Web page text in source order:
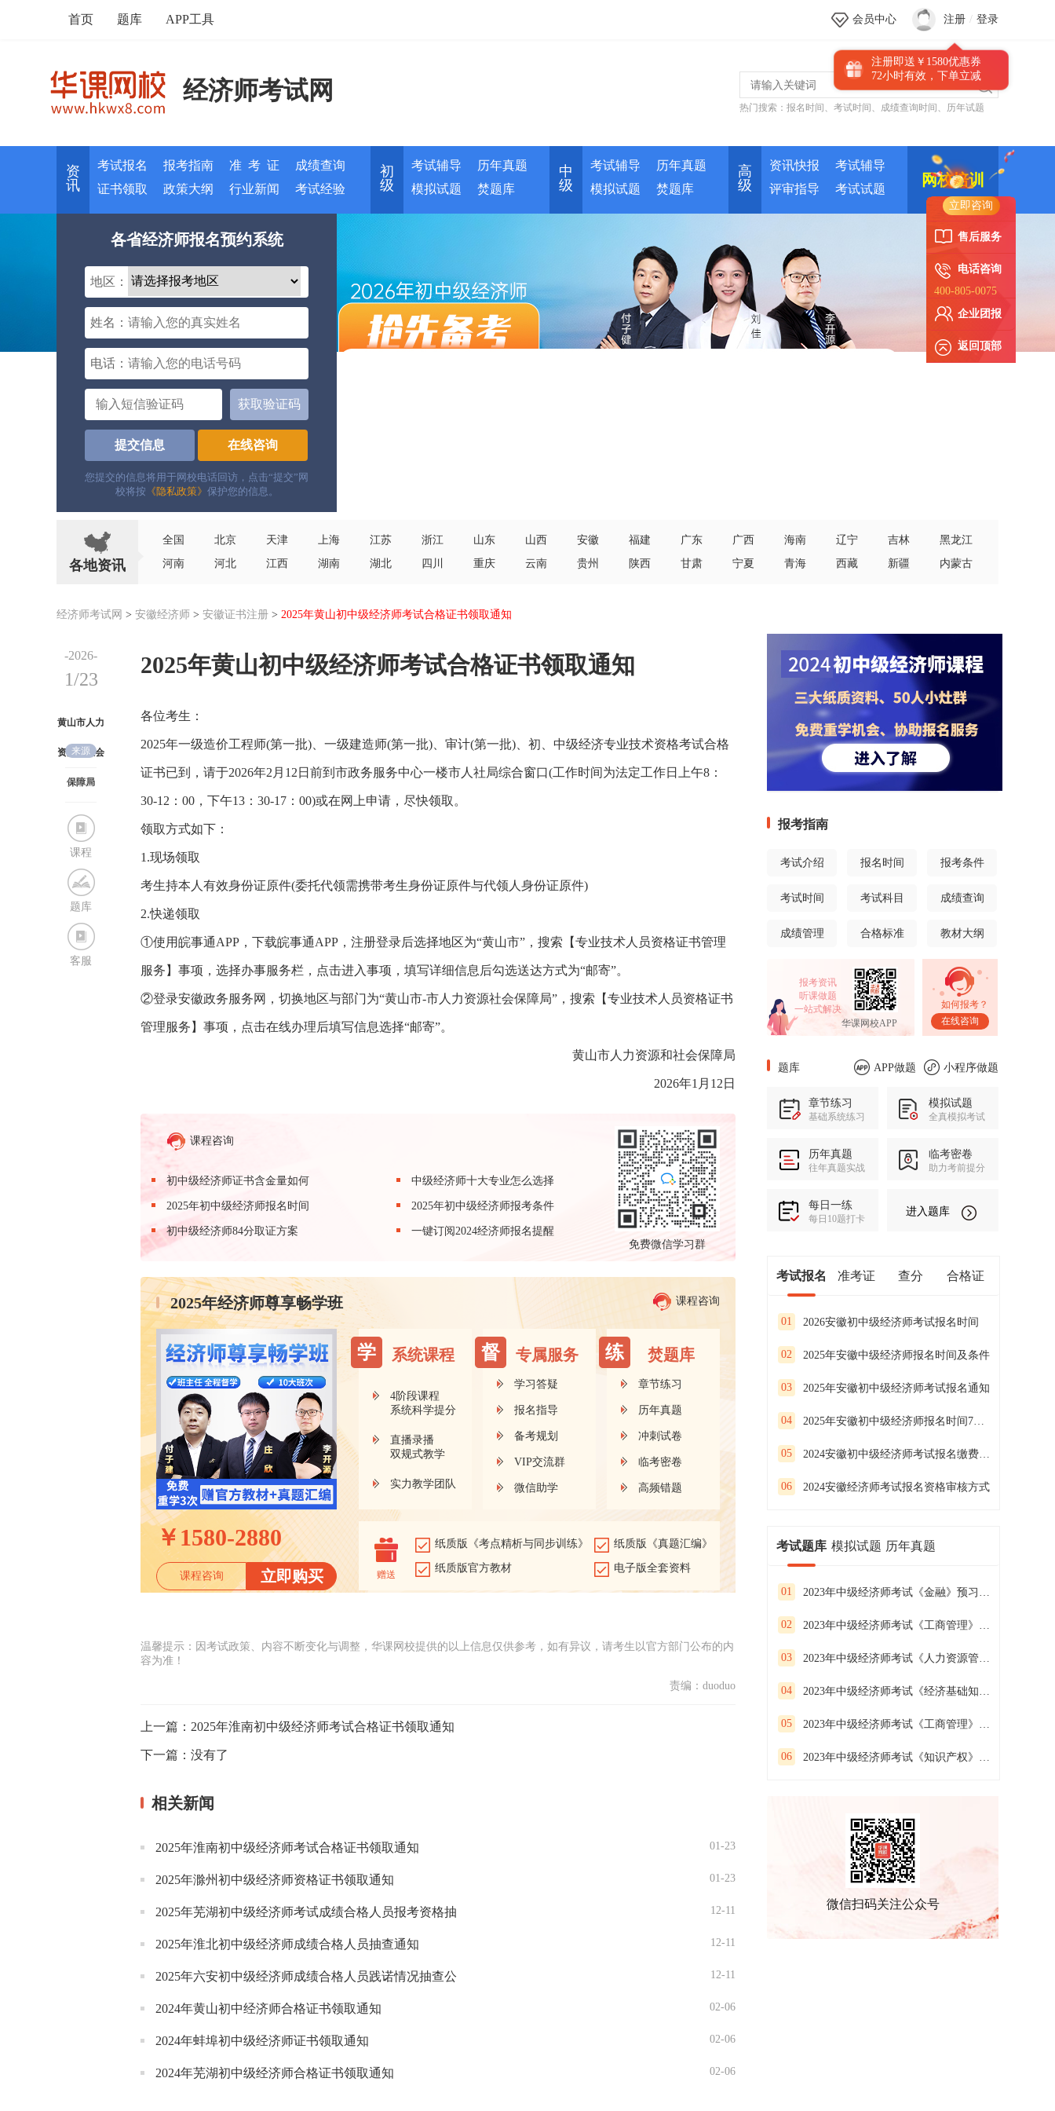
立即咨询
售后服务
电话咨询
400-805-0075
企业团报
返回顶部
首页 题库 APP工具 会员中心 注册 / 登录
注册即送￥1580优惠券
72小时有效，下单立减
经济师考试网
热门搜索： 报名时间 、 考试时间 、 成绩查询时间 、 历年试题
资
讯
考试报名 报考指南 准 考 证
成绩查询
证书领取
政策大纲 行业新闻 考试经验
初
级
考试辅导
历年真题
模拟试题
焚题库
中
级
考试辅导
历年真题
模拟试题
焚题库
高
级
资讯快报
考试辅导
评审指导
考试试题
网校培训
各省经济师报名预约系统
地区：
姓名：
电话：
获取验证码
提交信息 在线咨询
您提交的信息将用于网校电话回访，点击“提交”网
校将按 《隐私政策》 保护您的信息。
各地资讯
全国 北京 天津 上海 江苏 浙江 山东 山西 安徽 福建 广东 广西 海南 辽宁 吉林
黑龙江
河南
河北 江西 湖南 湖北 四川 重庆 云南 贵州 陕西 甘肃 宁夏 青海 西藏 新疆 内蒙古
经济师考试网 > 安徽经济师 > 安徽证书注册 > 2025年黄山初中级经济师考试合格证书领取通知
-2026-
1/23
黄山市人力
资源和社会
保障局
来源
分享至
课程
题库
客服
2025年黄山初中级经济师考试合格证书领取通知
各位考生：
2025年一级造价工程师(第一批)、一级建造师(第一批)、审计(第一批)、初、中级经济专业技术资格考试合格
证书已到，请于2026年2月12日前到市政务服务中心一楼市人社局综合窗口(工作时间为法定工作日上午8：
30-12：00，下午13：30-17：00)或在网上申请，尽快领取。
领取方式如下：
1.现场领取
考生持本人有效身份证原件(委托代领需携带考生身份证原件与代领人身份证原件)
2.快递领取
①使用皖事通APP，下载皖事通APP，注册登录后选择地区为“黄山市”，搜索【专业技术人员资格证书管理
服务】事项，选择办事服务栏，点击进入事项，填写详细信息后勾选送达方式为“邮寄”。
②登录安徽政务服务网，切换地区与部门为“黄山市-市人力资源社会保障局”，搜索【专业技术人员资格证书
管理服务】事项，点击在线办理后填写信息选择“邮寄”。
黄山市人力资源和社会保障局
2026年1月12日
课程咨询
初中级经济师证书含金量如何 中级经济师十大专业怎么选择
2025年初中级经济师报名时间 2025年初中级经济师报考条件
初中级经济师84分取证方案
一键订阅2024经济师报名提醒
免费微信学习群
2025年经济师尊享畅学班 课程咨询
￥ 1580-2880
课程咨询 立即购买
学 系统课程
4阶段课程
系统科学提分
直播录播
双规式教学
实力教学团队
督 专属服务
学习答疑
报名指导
备考规划
VIP交流群
微信助学
练 焚题库
章节练习
历年真题
冲刺试卷
临考密卷
高频错题
赠送
纸质版《考点精析与同步训练》 纸质版《真题汇编》
纸质版官方教材 电子版全套资料
温馨提示：因考试政策、内容不断变化与调整，华课网校提供的以上信息仅供参考，如有异议，请考生以官方部门公布的内
容为准！
责编：duoduo
上一篇： 2025年淮南初中级经济师考试合格证书领取通知
下一篇： 没有了
相关新闻
2025年淮南初中级经济师考试合格证书领取通知 01-23
2025年滁州初中级经济师资格证书领取通知 01-23
2025年芜湖初中级经济师考试成绩合格人员报考资格抽 12-11
2025年淮北初中级经济师成绩合格人员抽查通知 12-11
2025年六安初中级经济师成绩合格人员践诺情况抽查公 12-11
2024年黄山初中经济师合格证书领取通知 02-06
2024年蚌埠初中级经济师证书领取通知 02-06
2024年芜湖初中级经济师合格证书领取通知 02-06
报考指南
考试介绍 报名时间 报考条件
考试时间 考试科目 成绩查询
成绩管理 合格标准 教材大纲
报考资讯
听课做题
一站式解决
华课网校APP
如何报考？
在线咨询
题库 APP做题 小程序做题
章节练习
基础系统练习
模拟试题
全真模拟考试
历年真题
往年真题实战
临考密卷
助力考前提分
每日一练
每日10题打卡
进入题库
考试报名 准考证 查分 合格证
01 2026安徽初中级经济师考试报名时间
02 2025年安徽中级经济师报名时间及条件
03 2025年安徽初中级经济师考试报名通知
04 2025年安徽初中级经济师报名时间7月25日至8月4日
05 2024安徽初中级经济师考试报名缴费时间
06 2024安徽经济师考试报名资格审核方式
考试题库 模拟试题 历年真题
01 2023年中级经济师考试《金融》预习试卷（二）
02 2023年中级经济师考试《工商管理》预习试卷（一）
03 2023年中级经济师考试《人力资源管理》预习试卷（三）
04 2023年中级经济师考试《经济基础知识》预习试卷（二）
05 2023年中级经济师考试《工商管理》预习试卷（三）
06 2023年中级经济师考试《知识产权》预习试卷（二）
微信扫码关注公众号